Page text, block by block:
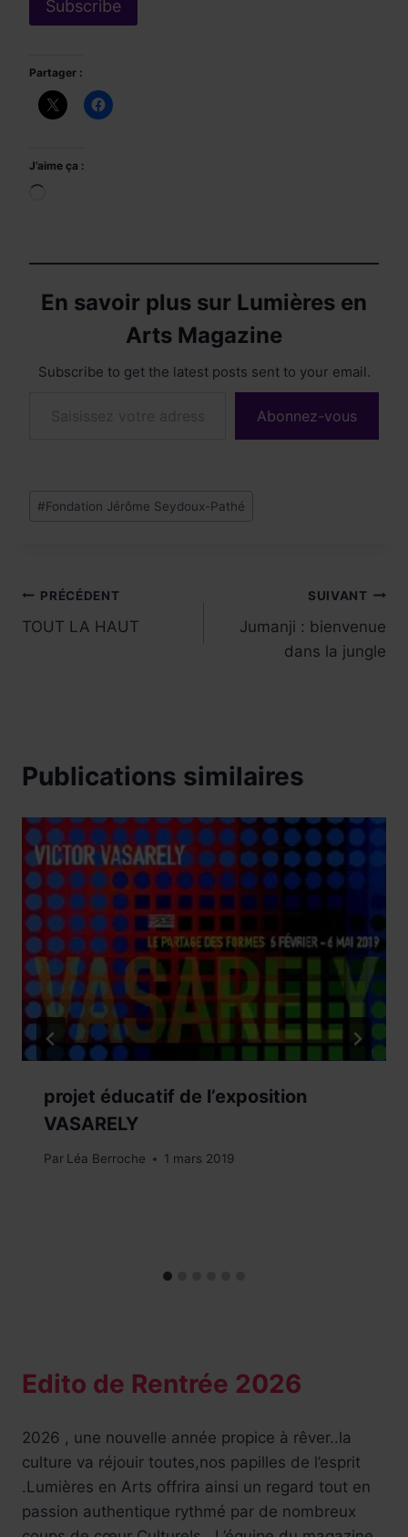
Partager :
J’aime ça :
En savoir plus sur Lumières en
Arts Magazine
Subscribe to get the latest posts sent to your email.
Abonnez-vous
Étiquettes
de
#Fondation Jérôme Seydoux-Pathé
Navigation
de
PRÉCÉDENT
TOUT LA HAUT
SUIVANT
Jumanji : bienvenue
dans la jungle
Publications similaires
projet éducatif de l’exposition
VASARELY
Par Léa Berroche 1 mars 2019
Edito de Rentrée 2026
2026 , une nouvelle année propice à rêver..la
culture va réjouir toutes,nos papilles de l’esprit
.Lumières en Arts offrira ainsi un regard tout en
passion authentique rythmé par de nombreux